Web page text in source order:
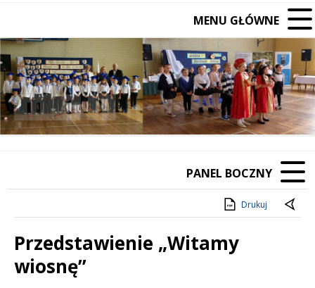
MENU GŁÓWNE
Poprzedni Element
Następny Element
❚❚
PANEL BOCZNY
Drukuj
Przedstawienie „Witamy
wiosnę”